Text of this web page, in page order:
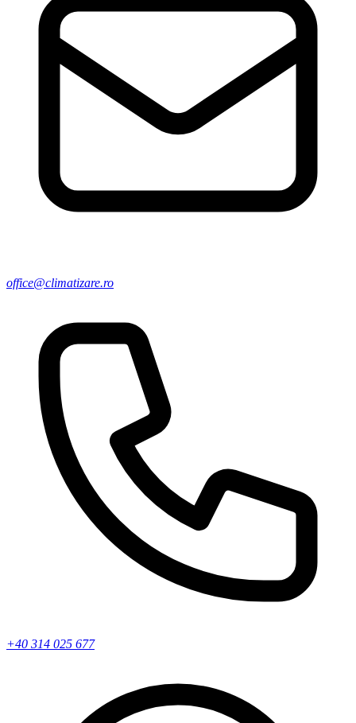
office@climatizare.ro
+40 314 025 677